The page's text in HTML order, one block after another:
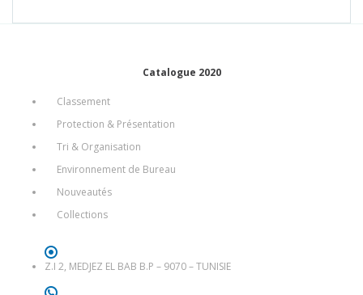
Catalogue 2020
Classement
Protection & Présentation
Tri & Organisation
Environnement de Bureau
Nouveautés
Collections
Z.I 2, MEDJEZ EL BAB B.P – 9070 – TUNISIE